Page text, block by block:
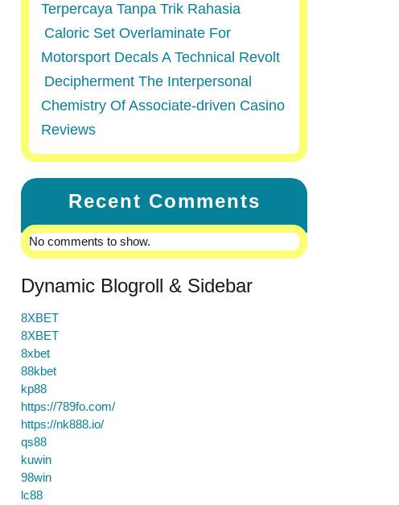
Terpercaya Tanpa Trik Rahasia
Caloric Set Overlaminate For
Motorsport Decals A Technical Revolt
Decipherment The Interpersonal
Chemistry Of Associate-driven Casino
Reviews
Recent Comments
No comments to show.
Dynamic Blogroll & Sidebar
8XBET
8XBET
8xbet
88kbet
kp88
https://789fo.com/
https://nk888.io/
qs88
kuwin
98win
lc88